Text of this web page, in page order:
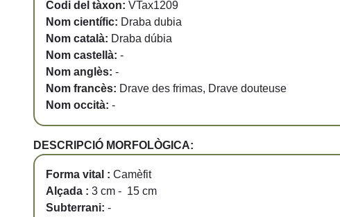
Codi del tàxon: VTax1209
Nom científic: Draba dubia
Nom català: Draba dúbia
Nom castellà: -
Nom anglès: -
Nom francès: Drave des frimas, Drave douteuse
Nom occità: -
DESCRIPCIÓ MORFOLÒGICA:
Forma vital : Camèfit
Alçada : 3 cm - 15 cm
Subterrani: -